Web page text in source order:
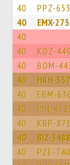
40 PPZ-
40 EMX-
40
40 KOZ-
40 BOM-
40 HKH-
40 EBM-
40 PIN-
40 KBP-
40 BIZ-5488
40 PZE-